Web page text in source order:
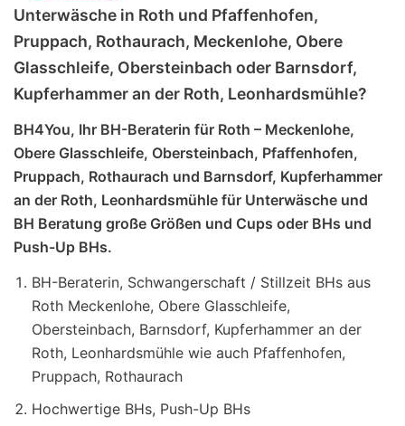
Unterwäsche in Roth und Pfaffenhofen,
Pruppach, Rothaurach, Meckenlohe, Obere
Glasschleife, Obersteinbach oder Barnsdorf,
Kupferhammer an der Roth, Leonhardsmühle?
BH4You, Ihr BH-Beraterin für Roth – Meckenlohe,
Obere Glasschleife, Obersteinbach, Pfaffenhofen,
Pruppach, Rothaurach und Barnsdorf, Kupferhammer
an der Roth, Leonhardsmühle für Unterwäsche und
BH Beratung große Größen und Cups oder BHs und
Push-Up BHs.
BH-Beraterin, Schwangerschaft / Stillzeit BHs aus
Roth Meckenlohe, Obere Glasschleife,
Obersteinbach, Barnsdorf, Kupferhammer an der
Roth, Leonhardsmühle wie auch Pfaffenhofen,
Pruppach, Rothaurach
Hochwertige BHs, Push-Up BHs